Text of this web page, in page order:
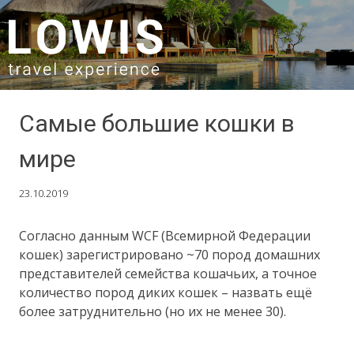
SKIP TO CONTENT
Самые большие кошки в
мире
23.10.2019
Согласно данным WCF (Всемирной Федерации
кошек) зарегистрировано ~70 пород домашних
представителей семейства кошачьих, а точное
количество пород диких кошек – назвать ещё
более затруднительно (но их не менее 30).